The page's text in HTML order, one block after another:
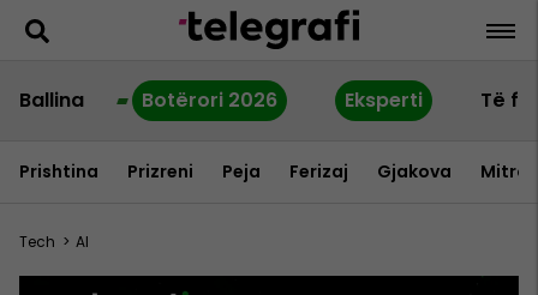
Ballina Botërori 2026 Eksperti Të
Prishtina Prizreni Peja Ferizaj Gjakova
Tech > AI